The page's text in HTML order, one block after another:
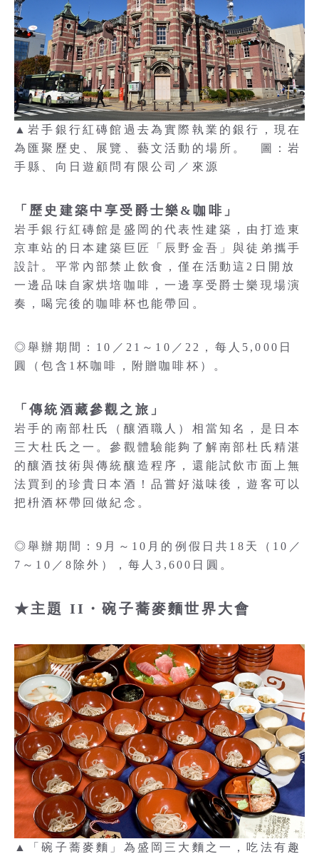
▲岩手銀行紅磚館過去為實際執業的銀行，現在
為匯聚歷史、展覽、藝文活動的場所。 圖：岩
手縣、向日遊顧問有限公司／來源
「歷史建築中享受爵士樂&咖啡」
岩手銀行紅磚館是盛岡的代表性建築，由打造東
京車站的日本建築巨匠「辰野金吾」與徒弟攜手
設計。平常內部禁止飲食，僅在活動這2日開放
一邊品味自家烘培咖啡，一邊享受爵士樂現場演
奏，喝完後的咖啡杯也能帶回。
◎舉辦期間：10／21～10／22，每人5,000日
圓（包含1杯咖啡，附贈咖啡杯）。
「傳統酒藏參觀之旅」
岩手的南部杜氏（釀酒職人）相當知名，是日本
三大杜氏之一。參觀體驗能夠了解南部杜氏精湛
的釀酒技術與傳統釀造程序，還能試飲市面上無
法買到的珍貴日本酒！品嘗好滋味後，遊客可以
把枡酒杯帶回做紀念。
◎舉辦期間：9月～10月的例假日共18天（10／
7～10／8除外），每人3,600日圓。
★主題 II・碗子蕎麥麵世界大會
▲「碗子蕎麥麵」為盛岡三大麵之一，吃法有趣